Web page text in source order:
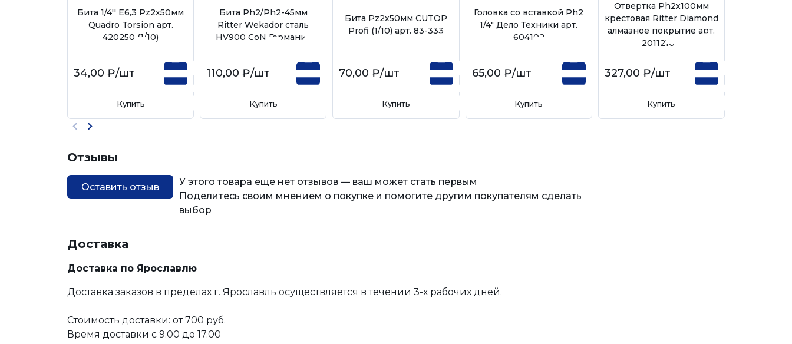
Бита 1/4'' E6,3 Pz2х50мм
Quadro Torsion арт.
420250 (1/10)
34,00 ₽/шт
Купить
Бита Ph2/Ph2-45мм
Ritter Wekador сталь
HV900 CoN Германия
110,00 ₽/шт
Купить
Бита Pz2х50мм CUTOP
Profi (1/10) арт. 83-333
70,00 ₽/шт
Купить
Головка со вставкой Ph2
1/4" Дело Техники арт.
604102
65,00 ₽/шт
Купить
Отвертка Ph2х100мм
крестовая Ritter Diamond
алмазное покрытие арт.
20112100
327,00 ₽/шт
Купить
Отзывы
Оставить отзыв
У этого товара еще нет отзывов — ваш может стать первым
Поделитесь своим мнением о покупке и помогите другим покупателям сделать
выбор
Доставка
Доставка по Ярославлю
Доставка заказов в пределах г. Ярославль осуществляется в течении 3-х рабочих дней.
Стоимость доставки: от 700 руб.
Время доставки с 9.00 до 17.00